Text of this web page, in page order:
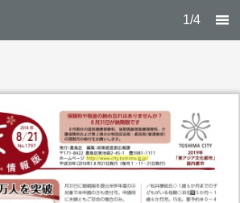
1/4